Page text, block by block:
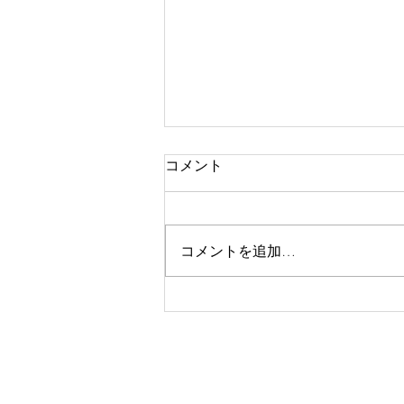
道の駅に期間限定ポップアッ
コメント
コメントを追加…